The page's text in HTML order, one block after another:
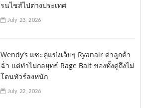
รนไชส์ไปต่างประเทศ
July 23, 2026
Wendy’s แซะคู่แข่งเจ็บๆ Ryanair ด่าลูกค้า
ฉ่ำ แต่ทำไมกลยุทธ์ Rage Bait ของทั้งคู่ถึงไม่
โดนทัวร์ลงหนัก
July 22, 2026